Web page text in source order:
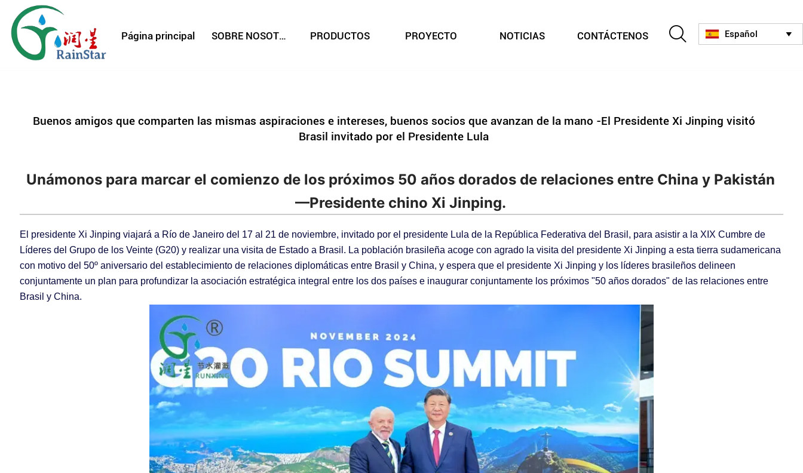
Página principal SOBRE NOSOTROS PRODUCTOS PROYECTO NOTICIAS CONTÁCTENOS  Español 
Buenos amigos que comparten las mismas aspiraciones e intereses, buenos socios que avanzan de la mano -El Presidente Xi Jinping visitó
Brasil invitado por el Presidente Lula
Unámonos para marcar el comienzo de los próximos 50 años dorados de relaciones entre China y Pakistán
—Presidente chino Xi Jinping.
El presidente Xi Jinping viajará a Río de Janeiro del 17 al 21 de noviembre, invitado por el presidente Lula de la República Federativa del Brasil, para asistir a la XIX Cumbre de
Líderes del Grupo de los Veinte (G20) y realizar una visita de Estado a Brasil. La población brasileña acoge con agrado la visita del presidente Xi Jinping a esta tierra sudamericana
con motivo del 50º aniversario del establecimiento de relaciones diplomáticas entre Brasil y China, y espera que el presidente Xi Jinping y los líderes brasileños delineen
conjuntamente un plan para profundizar la asociación estratégica integral entre los dos países e inaugurar conjuntamente los próximos "50 años dorados" de las relaciones entre
Brasil y China.